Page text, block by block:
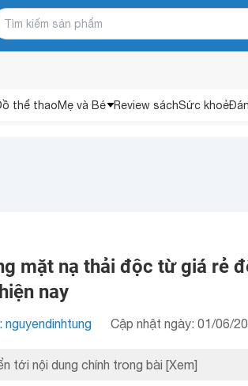
thể thaoMẹ và Bé Review sáchSức khoẻ
mặt nạ thải độc từ giá rẻ
nay
nguyendinhtung Cập nhật ngày: 01/06/
tới nội dung chính trong bài [Xem]